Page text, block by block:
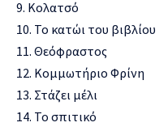
9. Κολατσό
10. Το κατώι του βιβλίου
11. Θεόφραστος
12. Κομμωτήριο Φρίνη
13. Στάζει μέλι
14. Το σπιτικό